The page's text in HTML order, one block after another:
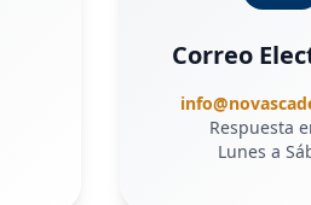
Correo
Respuesta
Lunes a